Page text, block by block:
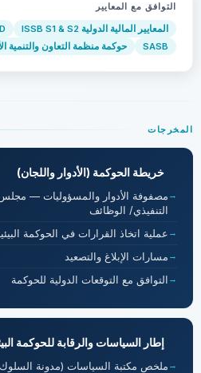
التوافق مع المعايير
المعايير المالية الدولية ISSB S1 & S2
SASB
حوكمة منظمة التعاون والتنمية
المخرجات
خريطة الحوكمة (الأدوار واللجان)
مصفوفة الأدوار والمسؤوليات — مجلس
التنفيذي/ الوظائف
عملية اتخاذ القرارات في الحوكمة
مسارات الإبلاغ والتصعيد
التوافق مع التوقعات الدولية للحوكمة
إطار السياسات والرقابة للحوكمة
ملخص مكتبة السياسات (مدونة السلوك،